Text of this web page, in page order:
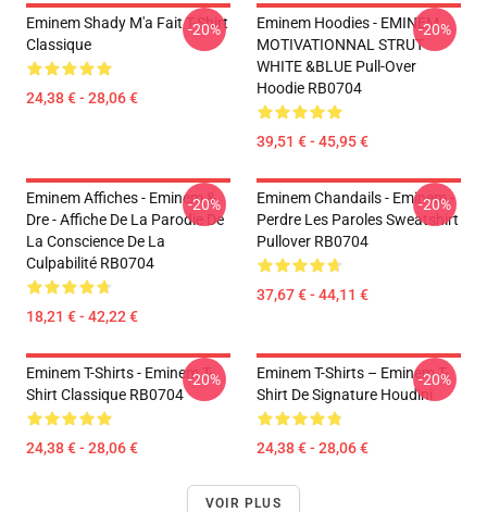
Eminem Shady M'a Fait T-Shirt
Classique
24,38 € - 28,06 €
-20%
Eminem Hoodies - EMINEM
MOTIVATIONNAL STRUT
WHITE &BLUE Pull-Over
Hoodie RB0704
39,51 € - 45,95 €
-20%
Eminem Affiches - Eminem &
Dre - Affiche De La Parodie De
La Conscience De La
Culpabilité RB0704
18,21 € - 42,22 €
-20%
Eminem Chandails - Eminem -
Perdre Les Paroles Sweatshirt
Pullover RB0704
37,67 € - 44,11 €
-20%
Eminem T-Shirts - Eminem T-
Shirt Classique RB0704
24,38 € - 28,06 €
-20%
Eminem T-Shirts – Eminem T-
Shirt De Signature Houdini
24,38 € - 28,06 €
-20%
VOIR PLUS